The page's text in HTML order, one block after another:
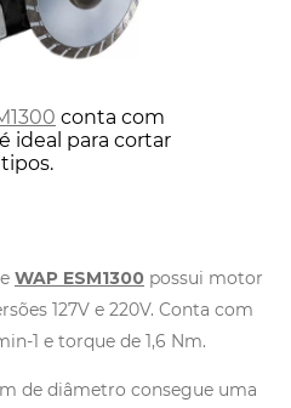
conta com
ideal para cortar
WAP ESM1300 possui motor
127V e 220V. Conta com
1 e torque de 1,6 Nm.
de diâmetro consegue uma